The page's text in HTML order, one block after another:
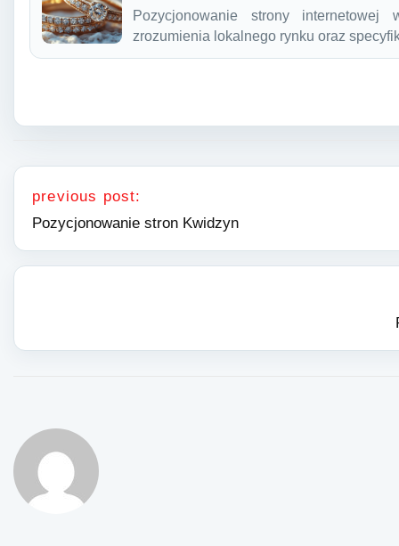
Pozycjonowanie strony
zrozumienia lokalnego rynku oraz
Nawigacja wpisu
previous post:
Pozycjonowanie stron Kwidzyn